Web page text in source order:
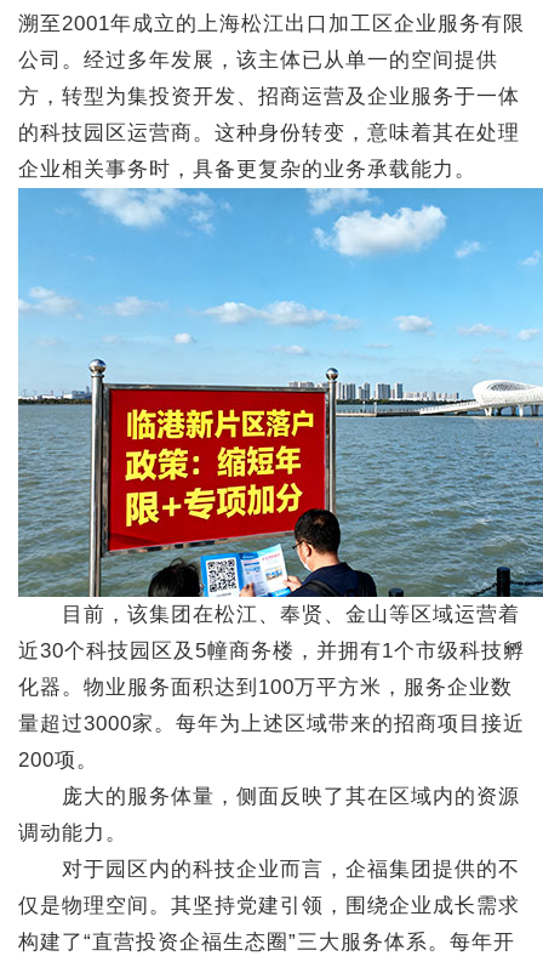
溯至2001年成立的上海松江出口加工区企业服务有限
公司。经过多年发展，该主体已从单一的空间提供
方，转型为集投资开发、招商运营及企业服务于一体
的科技园区运营商。这种身份转变，意味着其在处理
企业相关事务时，具备更复杂的业务承载能力。
目前，该集团在松江、奉贤、金山等区域运营着
近30个科技园区及5幢商务楼，并拥有1个市级科技孵
化器。物业服务面积达到100万平方米，服务企业数
量超过3000家。每年为上述区域带来的招商项目接近
200项。
庞大的服务体量，侧面反映了其在区域内的资源
调动能力。
对于园区内的科技企业而言，企福集团提供的不
仅是物理空间。其坚持党建引领，围绕企业成长需求
构建了“直营投资企福生态圈”三大服务体系。每年开